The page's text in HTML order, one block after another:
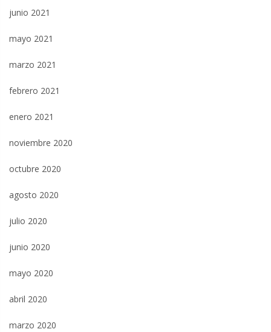
junio 2021
mayo 2021
marzo 2021
febrero 2021
enero 2021
noviembre 2020
octubre 2020
agosto 2020
julio 2020
junio 2020
mayo 2020
abril 2020
marzo 2020